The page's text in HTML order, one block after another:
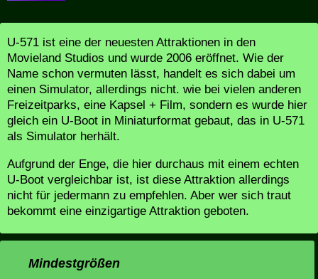
U-571 ist eine der neuesten Attraktionen in den
Movieland Studios und wurde 2006 eröffnet. Wie der
Name schon vermuten lässt, handelt es sich dabei um
einen Simulator, allerdings nicht. wie bei vielen anderen
Freizeitparks, eine Kapsel + Film, sondern es wurde hier
gleich ein U-Boot in Miniaturformat gebaut, das in U-571
als Simulator herhält.
Aufgrund der Enge, die hier durchaus mit einem echten
U-Boot vergleichbar ist, ist diese Attraktion allerdings
nicht für jedermann zu empfehlen. Aber wer sich traut
bekommt eine einzigartige Attraktion geboten.
Mindestgrößen